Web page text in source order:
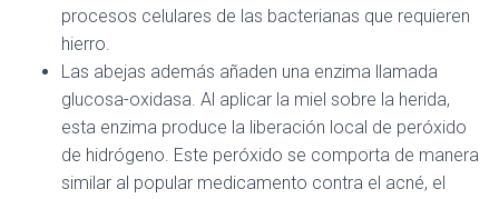
procesos celulares de las bacterianas que requieren
hierro.
Las abejas además añaden una enzima llamada
glucosa-oxidasa. Al aplicar la miel sobre la herida,
esta enzima produce la liberación local de peróxido
de hidrógeno. Este peróxido se comporta de manera
similar al popular medicamento contra el acné, el